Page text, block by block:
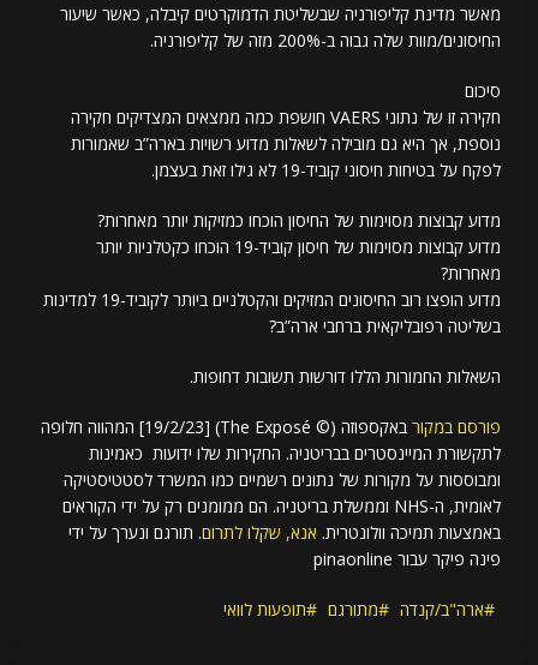
מאשר מדינת קליפורניה שבשליטת הדמוקרטים קיבלה, כאשר שיעור
החיסונים/מוות שלה גבוה ב-200% מזה של קליפורניה.
סיכום
חקירה זו של נתוני VAERS חושפת כמה ממצאים המצדיקים חקירה
נוספת, אך היא גם מובילה לשאלות מדוע רשויות בארה”ב שאמורות
לפקח על בטיחות חיסוני קוביד-19 לא גילו זאת בעצמן.
מדוע קבוצות מסוימות של החיסון הוכחו כמזיקות יותר מאחרות?
מדוע קבוצות מסוימות של חיסון קוביד-19 הוכחו כקטלניות יותר
מאחרות?
מדוע הופצו רוב החיסונים המזיקים והקטלניים ביותר לקוביד-19 למדינות
בשליטה רפובליקאית ברחבי ארה”ב?
השאלות החמורות הללו דורשות תשובות דחופות.
פורסם במקור
באקספוזה (© The Exposé) [19/2/23] המהווה חלופה
לתקשורת המיינסטרים בבריטניה. החקירות שלו ידועות כאמינות
ומבוססות על מקורות של נתונים רשמיים כמו המשרד לסטטיסטיקה
לאומית, ה-NHS וממשלת בריטניה. הם ממומנים רק על ידי הקוראים
באמצעות תמיכה וולונטרית. אנא, שקלו לתרום. תורגם ונערך על ידי
פינה פיקר עבור pinaonline
ארה"ב/קנדה מתורגם תופעות לוואי